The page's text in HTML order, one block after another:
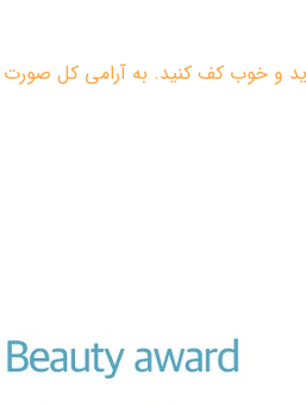
و خوب کف کنید. به آرامی کل